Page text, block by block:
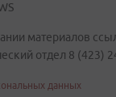
материалов
отдел 8 (423)
данных